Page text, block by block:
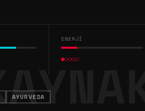
ENERJI
●○○○○
AYURVEDA